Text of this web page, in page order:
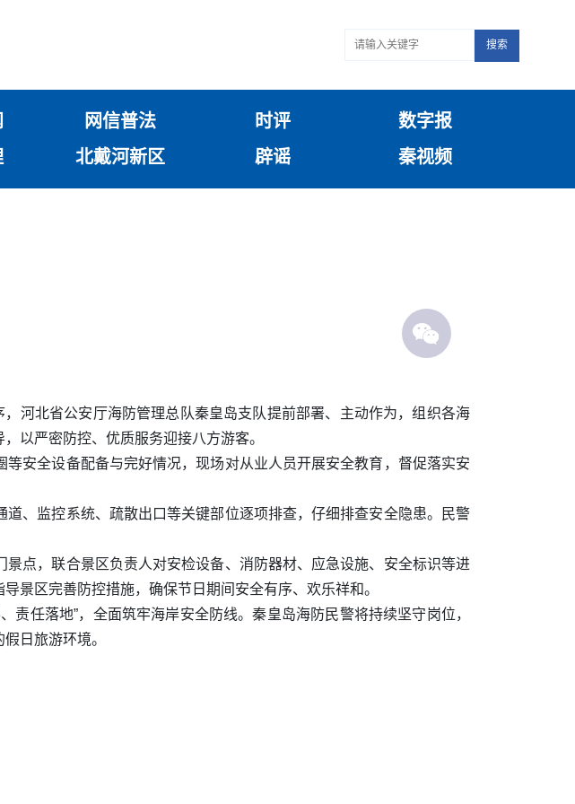
搜索
网信普法 时评
数字报
北戴河新区 辟谣 秦视频
河北省公安厅海防管理总队秦皇岛支队提前部署、主动作为，组织各海
以严密防控、优质服务迎接八方游客。
安全设备配备与完好情况，现场对从业人员开展安全教育，督促落实安
、监控系统、疏散出口等关键部位逐项排查，仔细排查安全隐患。民警
点，联合景区负责人对安检设备、消防器材、应急设施、安全标识等进
景区完善防控措施，确保节日期间安全有序、欢乐祥和。
任落地”，全面筑牢海岸安全防线。秦皇岛海防民警将持续坚守岗位，
日旅游环境。